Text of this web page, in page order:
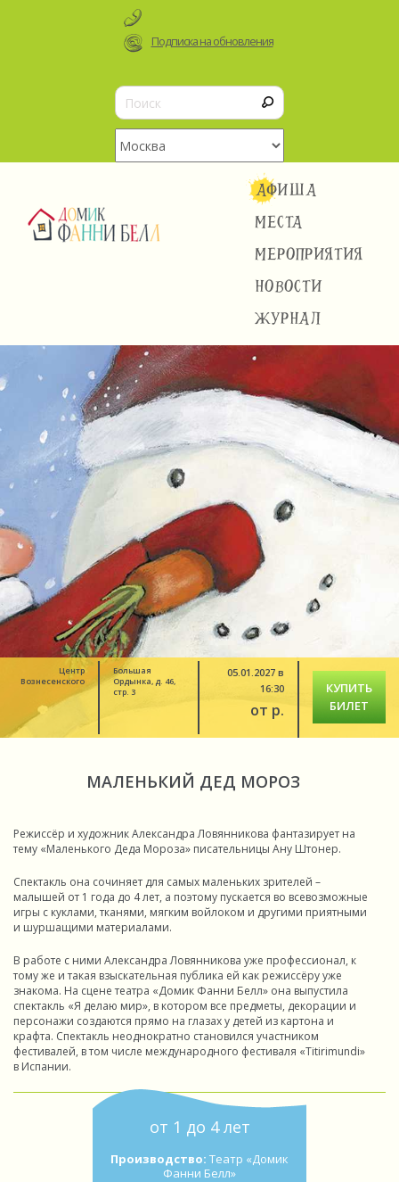
Подписка на обновления
АФИША
МЕСТА
МЕРОПРИЯТИЯ
НОВОСТИ
ЖУРНАЛ
Центр
Вознесенского
Большая
Ордынка, д. 46,
стр. 3
05.01.2027 в
16:30
от р.
КУПИТЬ
БИЛЕТ
МАЛЕНЬКИЙ ДЕД МОРОЗ
Режиссёр и художник Александра Ловянникова фантазирует на
тему «Маленького Деда Мороза» писательницы Ану Штонер.
Спектакль она сочиняет для самых маленьких зрителей –
малышей от 1 года до 4 лет, а поэтому пускается во всевозможные
игры с куклами, тканями, мягким войлоком и другими приятными
и шуршащими материалами.
В работе с ними Александра Ловянникова уже профессионал, к
тому же и такая взыскательная публика ей как режиссёру уже
знакома. На сцене театра «Домик Фанни Белл» она выпустила
спектакль «Я делаю мир», в котором все предметы, декорации и
персонажи создаются прямо на глазах у детей из картона и
крафта. Спектакль неоднократно становился участником
фестивалей, в том числе международного фестиваля «Titirimundi»
в Испании.
от 1 до 4 лет
Производство: Театр «Домик
Фанни Белл»